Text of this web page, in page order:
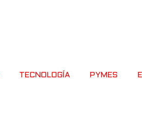
TECNOLOGÍA PYMES